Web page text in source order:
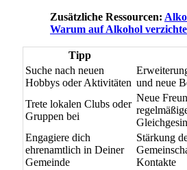
Zusätzliche Ressourcen:
Warum auf Alkohol
Tipp
Suche nach neuen
Hobbys oder Aktivitäten und neue
Trete lokalen Clubs oder
Gruppen bei
Neue
Engagiere dich
ehrenamtlich in Deiner
Gemeinde
Stärkung
Kontakte